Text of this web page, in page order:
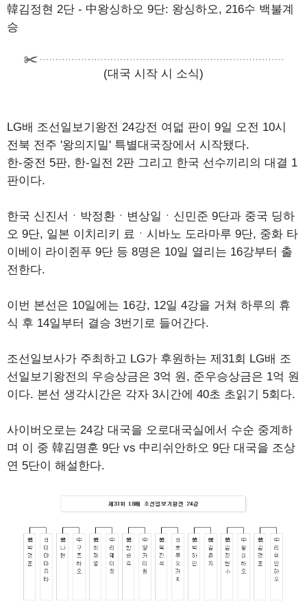
韓김정현 2단 - 中왕싱하오 9단: 왕싱하오, 216수 백불계
승
(대국 시작 시 소식)
LG배 조선일보기왕전 24강전 여덟 판이 9일 오전 10시
전북 전주 '왕의지밀' 특별대국장에서 시작됐다.
한-중전 5판, 한-일전 2판 그리고 한국 선수끼리의 대결 1
판이다.
한국 신진서ㆍ박정환ㆍ변상일ㆍ신민준 9단과 중국 딩하
오 9단, 일본 이치리키 료ㆍ시바노 도라마루 9단, 중화 타
이베이 라이쥔푸 9단 등 8명은 10일 열리는 16강부터 출
전한다.
이번 본선은 10일에는 16강, 12일 4강을 거쳐 하루의 휴
식 후 14일부터 결승 3번기로 들어간다.
조선일보사가 주최하고 LG가 후원하는 제31회 LG배 조
선일보기왕전의 우승상금은 3억 원, 준우승상금은 1억 원
이다. 본선 생각시간은 각자 3시간에 40초 초읽기 5회다.
사이버오로는 24강 대국을 오로대국실에서 수순 중계하
며 이 중 韓김명훈 9단 vs 中리쉬안하오 9단 대국을 조상
연 5단이 해설한다.